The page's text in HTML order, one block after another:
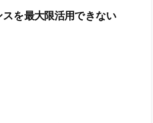
スを最大限活用できない